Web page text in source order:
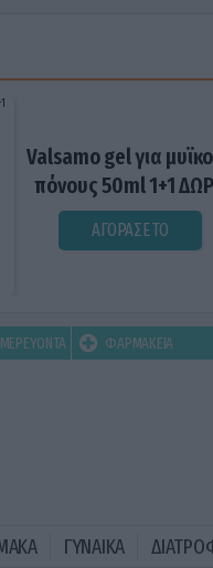
Valsamo gel για
πόνους 50ml 1+1
ΑΓΟΡΑΣΕ ΤΟ
ΦΑΡΜΑΚΕΙΑ
ΓΥΝΑΙΚΑ